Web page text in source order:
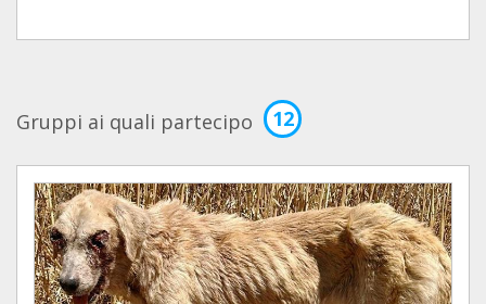
Gruppi ai quali partecipo 12